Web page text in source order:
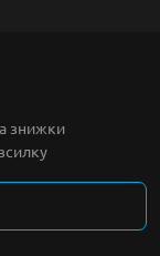
знижки